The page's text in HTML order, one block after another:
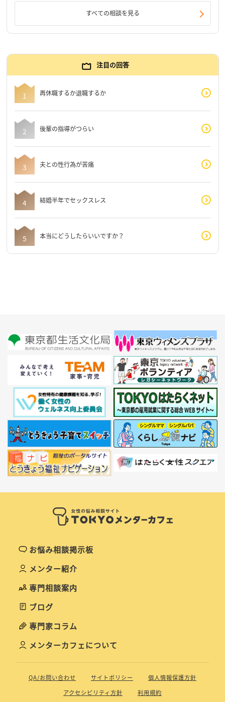
すべての相談を見る
注目の回答
再休職するか退職するか
後輩の指導がつらい
夫との性行為が苦痛
結婚半年でセックスレス
本当にどうしたらいいですか？
お悩み相談掲示板
メンター紹介
専門相談案内
ブログ
専門家コラム
メンターカフェについて
QA/お問い合わせ サイトポリシー
個人情報保護方針
アクセシビリティ方針
利用規約